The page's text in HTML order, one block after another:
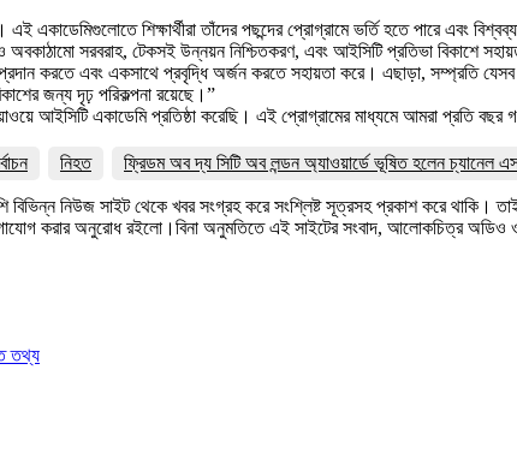
একাডেমিগুলোতে শিক্ষার্থীরা তাঁদের পছন্দের প্রোগ্রামে ভর্তি হতে পারে এবং
সরবরাহ, টেকসই উন্নয়ন নিশ্চিতকরণ, এবং আইসিটি প্রতিভা বিকাশে
করতে এবং একসাথে প্রবৃদ্ধি অর্জন করতে সহায়তা করে। এছাড়া, সম্প্রতি যেসব
জন্য দৃঢ় পরিকল্পনা রয়েছে।”
আইসিটি একাডেমি প্রতিষ্ঠা করেছি। এই প্রোগ্রামের মাধ্যমে আমরা প্রতি বছর
নিহত ফ্রিডম অব দ্য সিটি অব লন্ডন অ্যাওয়ার্ডে ভূষিত হলেন চ্যানেল
বিভিন্ন নিউজ সাইট থেকে খবর সংগ্রহ করে সংশ্লিষ্ট সূত্রসহ প্রকাশ করে থাকি।
করার অনুরোধ রইলো।বিনা অনুমতিতে এই সাইটের সংবাদ, আলোকচিত্র অডিও
তথ্য